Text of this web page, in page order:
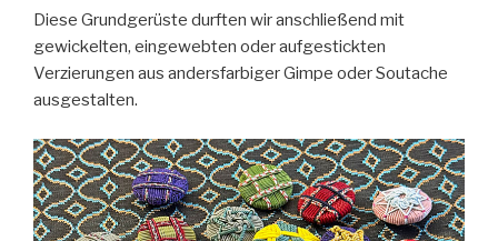
Diese Grundgerüste durften wir anschließend mit
gewickelten, eingewebten oder aufgestickten
Verzierungen aus andersfarbiger Gimpe oder Soutache
ausgestalten.